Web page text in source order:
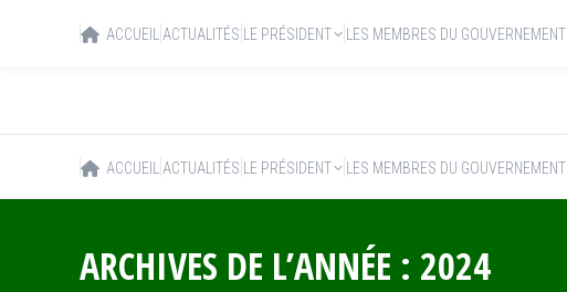
ACCUEIL ACTUALITÉS LE PRÉSIDENT LES MEMBRES DU GOUVERNEMENT
ARCHIVES DE L’ANNÉE : 2024
ACCUEIL ACTUALITÉS LE PRÉSIDENT LES MEMBRES DU GOUVERNEMENT